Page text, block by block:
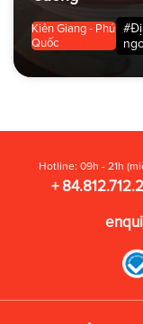
Kiên Giang - Phú
Quốc
Hotline: 09h - 21h
+